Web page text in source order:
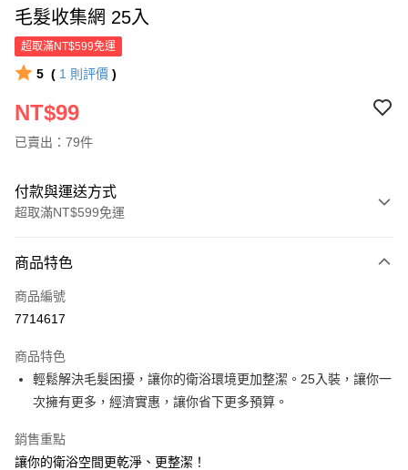
毛髮收集網 25入
超取滿NT$599免運
5 ( 1 則評價 )
NT$99
已賣出：79件
付款與運送方式
超取滿NT$599免運
信用卡一次付款
超商取貨付款
Apple Pay
街口支付
悠遊付
商品特色
商品編號
7714617
商品特色
輕鬆解決毛髮困擾，讓你的衛浴環境更加整潔。25入裝，讓你一
次擁有更多，經濟實惠，讓你省下更多預算。
銷售重點
讓你的衛浴空間更乾淨、更整潔！